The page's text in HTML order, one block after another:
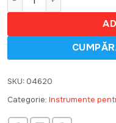
SKU: 04620
Categorie: Instrumente